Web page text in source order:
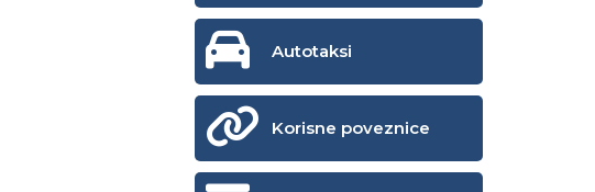
Autotaksi
Korisne poveznice